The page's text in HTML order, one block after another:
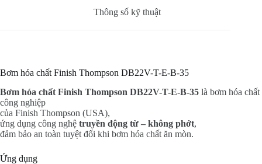
Thông số kỹ thuật
Bơm hóa chất Finish Thompson DB22V-T-E-B-35
Bơm hóa chất Finish Thompson DB22V-T-E-B-35 là bơm hóa chất
công nghiệp
của Finish Thompson (USA),
ứng dụng công nghệ truyền động từ – không phớt,
đảm bảo an toàn tuyệt đối khi bơm hóa chất ăn mòn.
Ứng dụng